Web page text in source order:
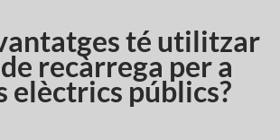
té utilitzar
recàrrega per a
elèctrics públics?